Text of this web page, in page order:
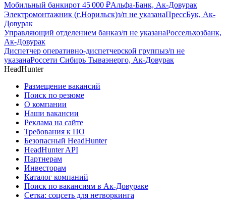
Мобильный банкирот 45 000 ₽Альфа-Банк, Ак-Довурак
Электромонтажник (г.Норильск)з/п не указанаПрессБук, Ак-
Довурак
Управляющий отделением банказ/п не указанаРоссельхозбанк,
Ак-Довурак
Диспетчер оперативно-диспетчерской группыз/п не
указанаРоссети Сибирь Тываэнерго, Ак-Довурак
HeadHunter
Размещение вакансий
Поиск по резюме
О компании
Наши вакансии
Реклама на сайте
Требования к ПО
Безопасный HeadHunter
HeadHunter API
Партнерам
Инвесторам
Каталог компаний
Поиск по вакансиям в Ак-Довураке
Сетка: соцсеть для нетворкинга